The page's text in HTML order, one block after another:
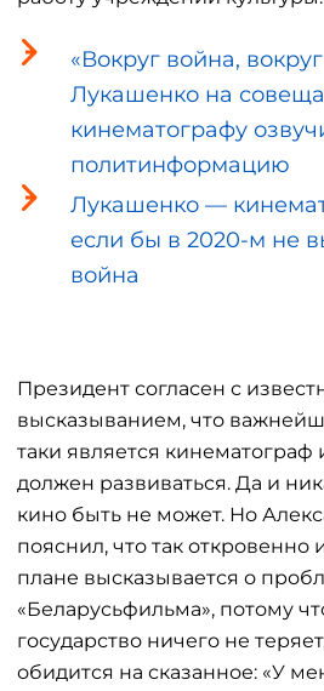
«Вокруг война,
Лукашенко на
кинематографу
политинформацию
Лукашенко —
если бы в 2020-м не
война
Президент согласен с
высказыванием, что
таки является кинематограф
должен развиваться. Да и
кино быть не может. Но
пояснил, что так откровенно
плане высказывается о
«Беларусьфильма», потому
государство ничего не
обидится на сказанное: «У